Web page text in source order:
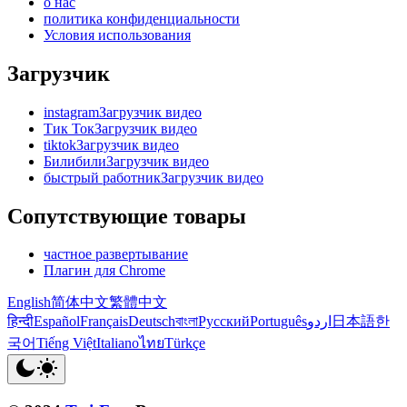
политика конфиденциальности
Условия использования
Загрузчик
instagramЗагрузчик видео
Тик ТокЗагрузчик видео
tiktokЗагрузчик видео
БилибилиЗагрузчик видео
быстрый работникЗагрузчик видео
Сопутствующие товары
частное развертывание
Плагин для Chrome
English简体中文繁體中文
हिन्दीEspañolFrançaisDeutschবাংলাРусскийPortuguêsاردو 日本語한
국어Tiếng ViệtItalianoไทยTürkçe